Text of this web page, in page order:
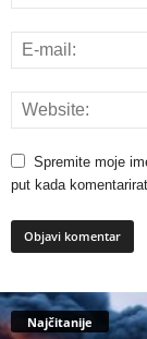
Spremite moje
put kada
Najčitanije